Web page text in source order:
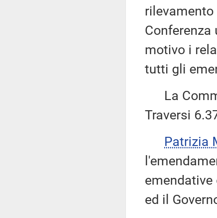
Conferenza
motivo i
tutti gli
La
Traversi
Patrizia
ed il